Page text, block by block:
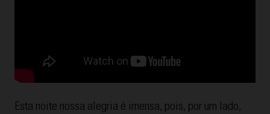
Esta noite nossa alegria é imensa, pois, por um lado,